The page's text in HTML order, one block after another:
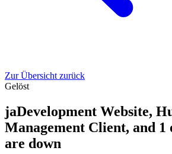
Zur Übersicht zurück
Gelöst
jaDevelopment Website,
Management Client, and 1
are down